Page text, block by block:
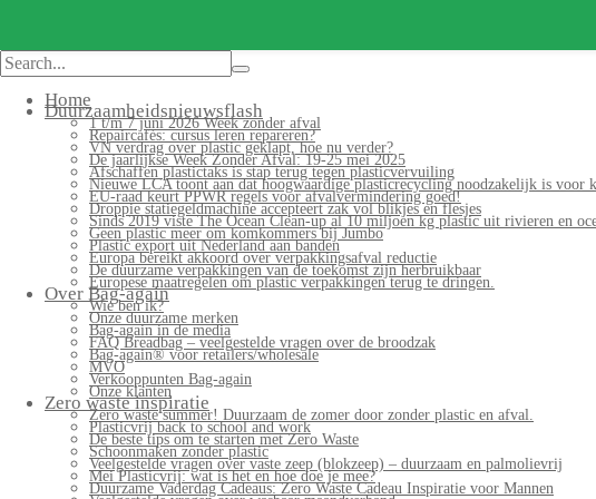
Home
Duurzaamheidsnieuwsflash
1 t/m 7 juni 2026 Week zonder afval
Repaircafés: cursus leren repareren?
VN verdrag over plastic geklapt, hoe nu verder?
De jaarlijkse Week Zonder Afval: 19-25 mei 2025
Afschaffen plastictaks is stap terug tegen plasticvervuiling
Nieuwe LCA toont aan dat hoogwaardige plasticrecycling noodzakelijk is voor
EU-raad keurt PPWR regels voor afvalvermindering goed!
Droppie statiegeldmachine accepteert zak vol blikjes en flesjes
Sinds 2019 viste The Ocean Clean-up al 10 miljoen kg plastic uit rivieren en
Geen plastic meer om komkommers bij Jumbo
Plastic export uit Nederland aan banden
Europa bereikt akkoord over verpakkingsafval reductie
De duurzame verpakkingen van de toekomst zijn herbruikbaar
Europese maatregelen om plastic verpakkingen terug te dringen.
Over Bag-again
Wie ben ik?
Onze duurzame merken
Bag-again in de media
FAQ Breadbag – veelgestelde vragen over de broodzak
Bag-again® voor retailers/wholesale
MVO
Verkooppunten Bag-again
Onze klanten
Zero waste inspiratie
Zero waste summer! Duurzaam de zomer door zonder plastic en afval.
Plasticvrij back to school and work
De beste tips om te starten met Zero Waste
Schoonmaken zonder plastic
Veelgestelde vragen over vaste zeep (blokzeep) – duurzaam en palmolievrij
Mei Plasticvrij: wat is het en hoe doe je mee?
Duurzame Vaderdag Cadeaus: Zero Waste Cadeau Inspiratie voor Mannen